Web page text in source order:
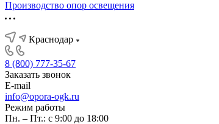
Производство опор освещения
Краснодар
8 (800) 777-35-67
Заказать звонок
E-mail
info@opora-ogk.ru
Режим работы
Пн. – Пт.: с 9:00 до 18:00